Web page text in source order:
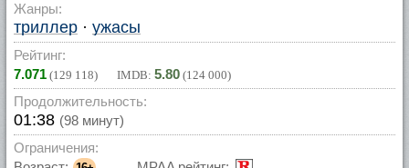
Жанры:
триллер · ужасы
Рейтинг:
7.071 (129 118) IMDB: 5.80 (124 000)
Продолжительность:
01:38 (98 минут)
Ограничения: